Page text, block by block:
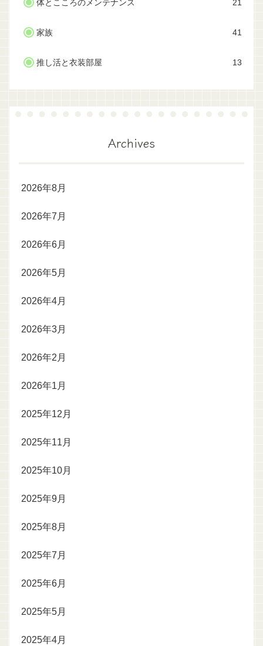
体とこころのメンテナンス 21
家族 41
推し活と衣装部屋 13
Archives
2026年8月
2026年7月
2026年6月
2026年5月
2026年4月
2026年3月
2026年2月
2026年1月
2025年12月
2025年11月
2025年10月
2025年9月
2025年8月
2025年7月
2025年6月
2025年5月
2025年4月